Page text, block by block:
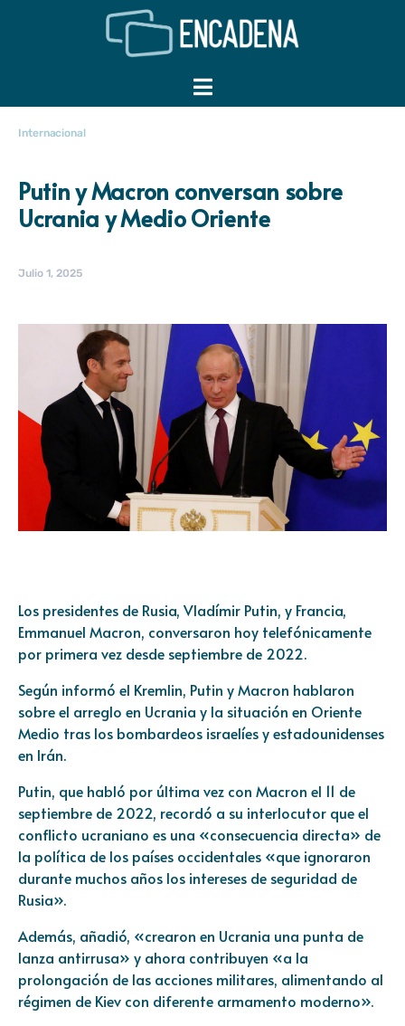
Internacional
Putin y Macron conversan sobre
Ucrania y Medio Oriente
Julio 1, 2025
Los presidentes de Rusia, Vladímir Putin, y Francia,
Emmanuel Macron, conversaron hoy telefónicamente
por primera vez desde septiembre de 2022.
Según informó el Kremlin, Putin y Macron hablaron
sobre el arreglo en Ucrania y la situación en Oriente
Medio tras los bombardeos israelíes y estadounidenses
en Irán.
Putin, que habló por última vez con Macron el 11 de
septiembre de 2022, recordó a su interlocutor que el
conflicto ucraniano es una «consecuencia directa» de
la política de los países occidentales «que ignoraron
durante muchos años los intereses de seguridad de
Rusia».
Además, añadió, «crearon en Ucrania una punta de
lanza antirrusa» y ahora contribuyen «a la
prolongación de las acciones militares, alimentando al
régimen de Kiev con diferente armamento moderno».